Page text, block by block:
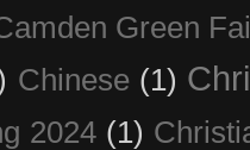
Green
Chinese (1)
2024 (1)